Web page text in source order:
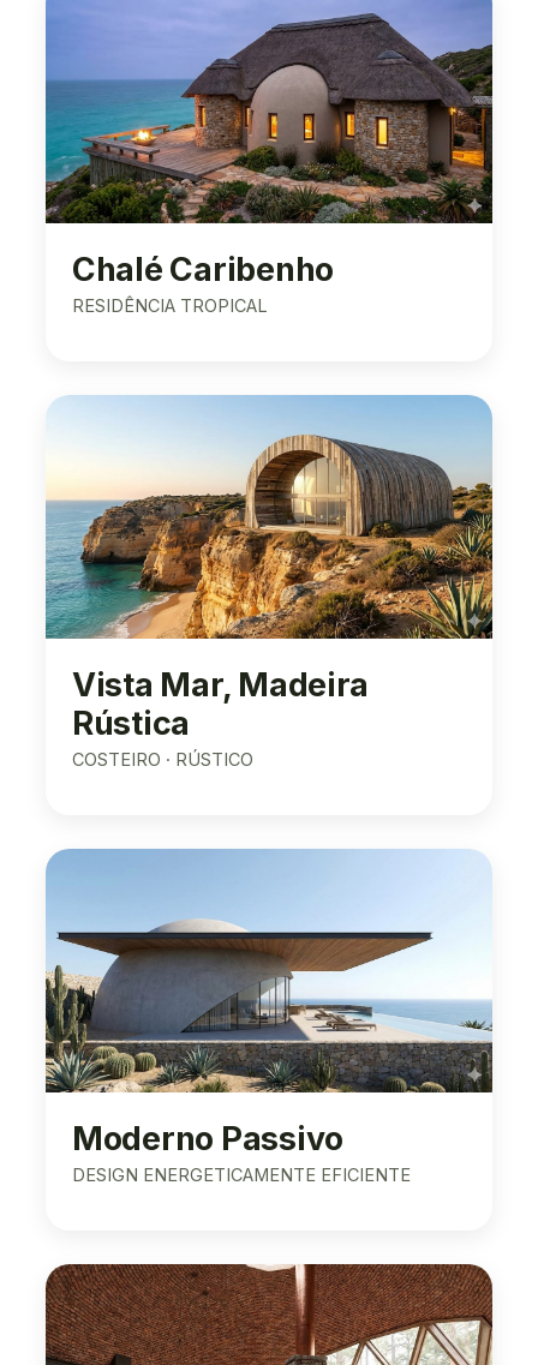
Chalé Caribenho
RESIDÊNCIA TROPICAL
Vista Mar, Madeira
Rústica
COSTEIRO · RÚSTICO
Moderno Passivo
DESIGN ENERGETICAMENTE EFICIENTE